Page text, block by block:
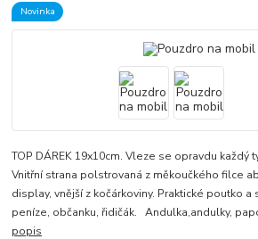
Novinka
TOP DÁREK 19x10cm. Vleze se opravdu
Vnitřní strana polstrovaná z měkoučkého filce
display, vnější z kočárkoviny. Praktické poutko a
peníze, občanku, řidičák. Andulka,andulky,
popis